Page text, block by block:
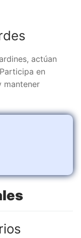
actúan
en
mantener